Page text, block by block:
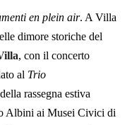
en plein air. A Villa
dimore storiche del
, con il concerto
al Trio
rassegna estiva
Albini ai Musei Civici di